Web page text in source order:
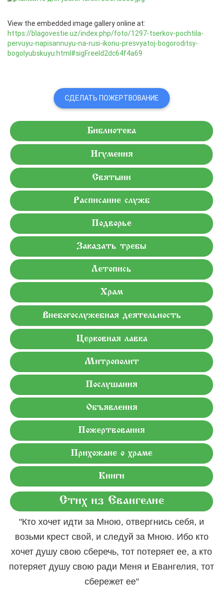
View the embedded image gallery online at:
https://blagovestie.uz/index.php/foto/1297-tserkov-pochtila-
pervuyu-napisannuyu-na-rusi-ikonu-presvyatoj-bogoroditsy-
bogolyubskuyu.html#sigFreeId2dc64f4a69
СДЕЛАТЬ ПОЖЕРТВОВАНИЕ
Библиотека
Игумения
Святыни
Расписание служб
Подворье
Заказать требы
Летопись
Храм
Внебогослужебная деятельность
Церковная лавка
Митрополит
Послушания
Объявления
Пожертвования
Прихожане о храме
Книги
Стих из Евангелие
"Кто хочет идти за Мною, отвергнись себя, и
возьми крест свой, и следуй за Мною. Ибо кто
хочет душу свою сберечь, тот потеряет ее, а кто
потеряет душу свою ради Меня и Евангелия, тот
сбережет ее"